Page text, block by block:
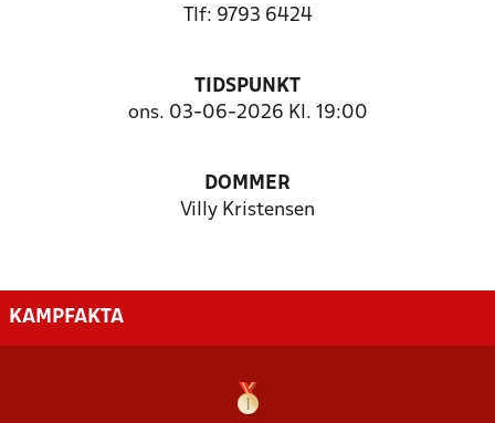
Tlf: 9793 6424
TIDSPUNKT
ons. 03-06-2026 Kl. 19:00
DOMMER
Villy Kristensen
KAMPFAKTA